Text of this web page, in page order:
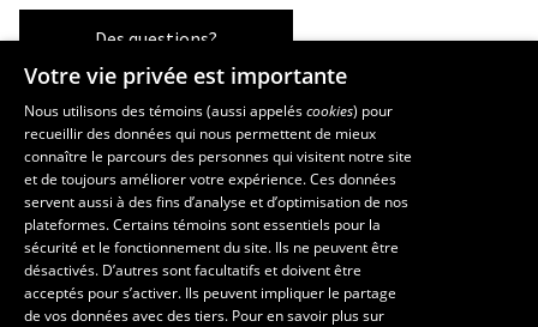
Des questions?
Les écoles et la recherche
École supérieure d’aménagement du territoire et de développement
régional
École d’architecture
École de design
Centre de recherche en aménagement et développement
Votre vie privée est importante
Nous utilisons des témoins (aussi appeléscookies) pour
recueillir des données qui nous permettent de mieux
connaître le parcours des personnes qui visitent notre site
et de toujours améliorer votre expérience. Ces données
servent aussi à des fins d’analyse et d’optimisation de nos
plateformes. Certains témoins sont essentiels pour la
sécurité et le fonctionnement du site. Ils ne peuvent être
désactivés. D’autres sont facultatifs et doivent être
acceptés pour s’activer. Ils peuvent impliquer le partage
de vos données avec des tiers. Pour en savoir plus sur